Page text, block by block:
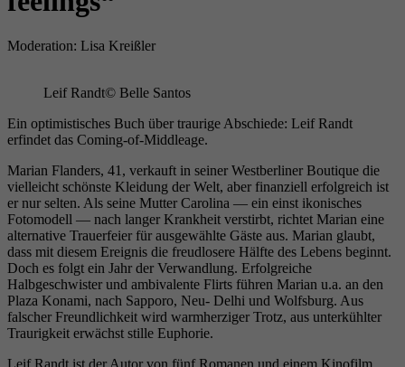
Moderation: Lisa Kreißler
Leif Randt© Belle Santos
Ein optimistisches Buch über traurige Abschiede: Leif Randt
erfindet das Coming-of-Middleage.
Marian Flanders, 41, verkauft in seiner Westberliner Boutique die
vielleicht schönste Kleidung der Welt, aber finanziell erfolgreich ist
er nur selten. Als seine Mutter Carolina — ein einst ikonisches
Fotomodell — nach langer Krankheit verstirbt, richtet Marian eine
alternative Trauerfeier für ausgewählte Gäste aus. Marian glaubt,
dass mit diesem Ereignis die freudlosere Hälfte des Lebens beginnt.
Doch es folgt ein Jahr der Verwandlung. Erfolgreiche
Halbgeschwister und ambivalente Flirts führen Marian u.a. an den
Plaza Konami, nach Sapporo, Neu- Delhi und Wolfsburg. Aus
falscher Freundlichkeit wird warmherziger Trotz, aus unterkühlter
Traurigkeit erwächst stille Euphorie.
Leif Randt ist der Autor von fünf Romanen und einem Kinofilm.
Besucher-ID.
Anbieter literaturhaus-hannover.de
Laufzeit 30 Minuten
Zweck
Kurzzeitiger Cookie, der verwendet wird, um
Daten für den Besuch vorübergehend zu
speichern.
Name _pk_ref